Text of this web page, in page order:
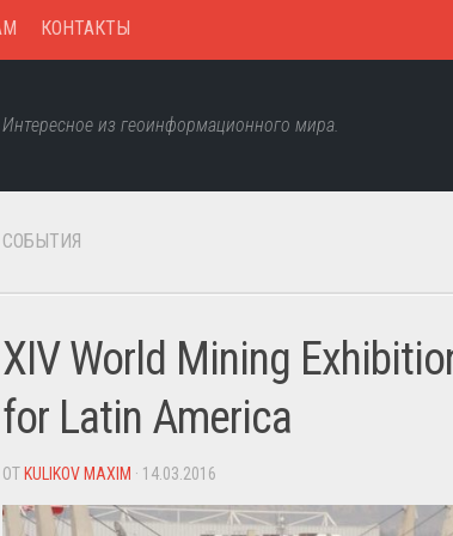
КОНТАКТЫ
Интересное из геоинформационного мира.
СОБЫТИЯ
XIV World Mining
for Latin America
ОТ KULIKOV MAXIM · 14.03.2016